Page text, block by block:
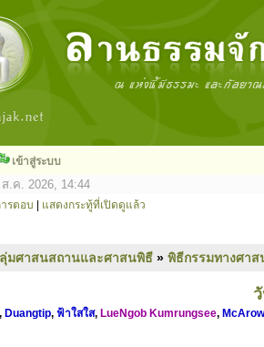
เข้าสู่ระบบ
.ค. 2026, 14:44
รตอบ แสดงกระทู้ที่เปิดดูแล้ว
มศาสนสถานและศาสนพิธี » พิธีกรรมทางศา
, Duangtip, ฟ้าใสใส, LueNgob Kumrungsee,